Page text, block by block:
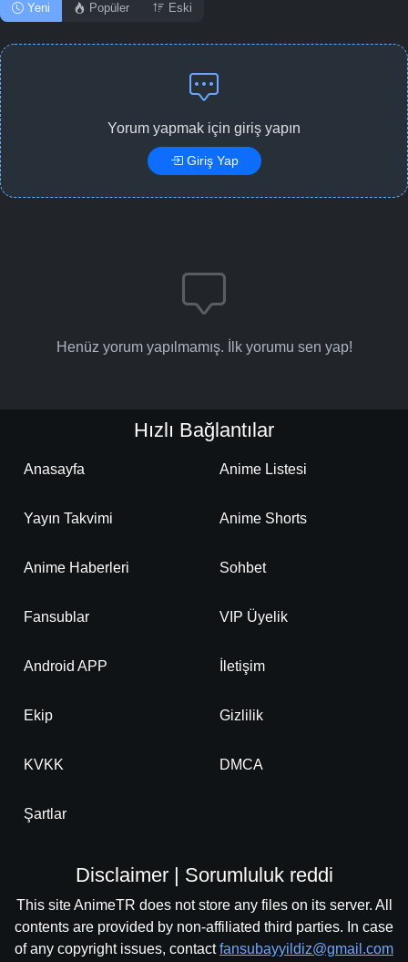
Yeni Popüler Eski
Yorum yapmak için giriş yapın
Giriş Yap
Henüz yorum yapılmamış. İlk yorumu sen yap!
Hızlı Bağlantılar
Anasayfa Anime Listesi
Yayın Takvimi Anime Shorts
Anime Haberleri Sohbet
Fansublar VIP Üyelik
Android APP İletişim
Ekip Gizlilik
KVKK DMCA
Şartlar
Disclaimer | Sorumluluk reddi
This site AnimeTR does not store any files on its server. All
contents are provided by non-affiliated third parties. In case
of any copyright issues, contactfansubayyildiz@gmail.com